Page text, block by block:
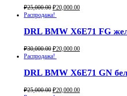
₽25,000.00 ₽20,000.00
Распродажа!
DRL BMW X6E71 FG
₽30,000.00 ₽20,000.00
Распродажа!
DRL BMW X6E71 GN
₽25,000.00 ₽20,000.00